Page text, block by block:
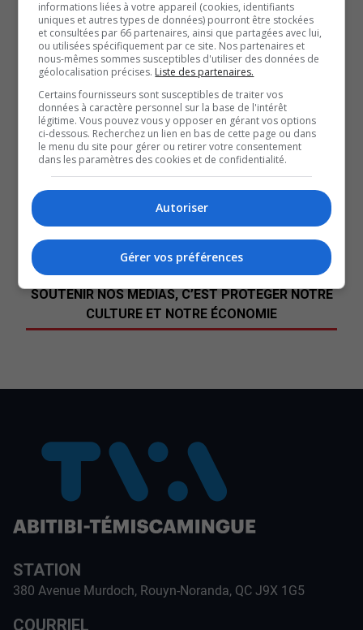
ministre responsable de la Solidarité sociale et de
l’Action communautaire, Chantal Rouleau.
Pour ce qui est de Denis Lamothe, élu dans le Nord-du-
Québec, il est nommé adjoint parlementaire au ministre
de la Sécurité publique, François Bonnardel.
Il sera aussi adjoint gouvernemental au ministre
responsable du Nord-du-Québec, Jean Boulet.
QUESTION DU JOUR
SOUTENIR NOS MÉDIAS, C’EST PROTÉGER NOTRE
CULTURE ET NOTRE ÉCONOMIE
STATION
380 Avenue Murdoch, Rouyn-Noranda, QC J9X 1G5
COURRIEL
informations liées à votre appareil (cookies, identifiants
uniques et autres types de données) pourront être stockées
et consultées par 66 partenaires, ainsi que partagées avec lui,
ou utilisées spécifiquement par ce site. Nos partenaires et
nous-mêmes sommes susceptibles d'utiliser des données de
géolocalisation précises. Liste des partenaires.
Certains fournisseurs sont susceptibles de traiter vos
données à caractère personnel sur la base de l'intérêt
légitime. Vous pouvez vous y opposer en gérant vos options
ci-dessous. Recherchez un lien en bas de cette page ou dans
le menu du site pour gérer ou retirer votre consentement
dans les paramètres des cookies et de confidentialité.
Autoriser
Gérer vos préférences